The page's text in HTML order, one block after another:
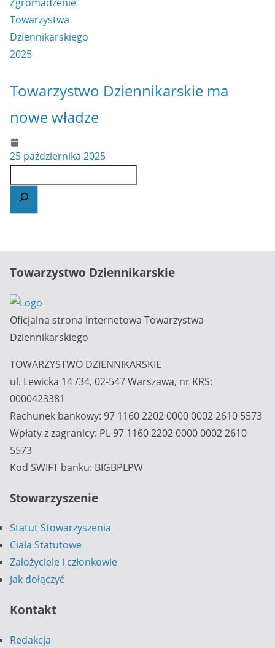
Towarzystwo Dziennikarskie ma
nowe władze
25 października 2025
Towarzystwo Dziennikarskie
Oficjalna strona internetowa Towarzystwa
Dziennikarskiego
TOWARZYSTWO DZIENNIKARSKIE
ul. Lewicka 14 /34, 02-547 Warszawa, nr KRS:
0000423381
Rachunek bankowy: 97 1160 2202 0000 0002 2610 5573
Wpłaty z zagranicy: PL 97 1160 2202 0000 0002 2610
5573
Kod SWIFT banku: BIGBPLPW
Stowarzyszenie
Statut Stowarzyszenia
Ciała Statutowe
Założyciele i członkowie
Jak dołączyć
Kontakt
Redakcja